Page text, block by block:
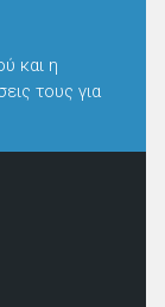
και η
τους για